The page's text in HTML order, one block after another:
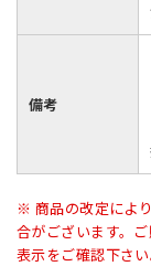
備考
※ 商品の改定によ
合がございます。
表示をご確認下さい